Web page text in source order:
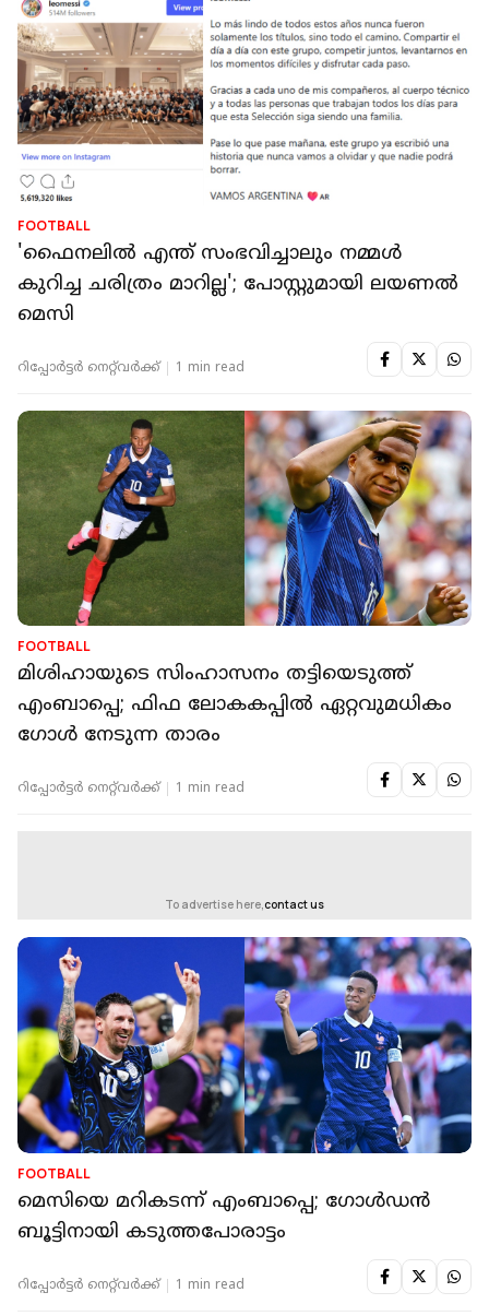
FOOTBALL
'ഫൈനലിൽ എന്ത് സംഭവിച്ചാലും നമ്മൾ
കുറിച്ച ചരിത്രം മാറില്ല'; പോസ്റ്റുമായി ലയണൽ
മെസി
റിപ്പോർട്ടർ നെറ്റ്‌വര്‍ക്ക്‌ 1 min read
FOOTBALL
മിശിഹായുടെ സിംഹാസനം തട്ടിയെടുത്ത്
എംബാപ്പെ; ഫിഫ ലോകകപ്പിൽ ഏറ്റവുമധികം
ഗോൾ നേടുന്ന താരം
റിപ്പോർട്ടർ നെറ്റ്‌വര്‍ക്ക്‌ 1 min read
To advertise here,contact us
FOOTBALL
മെസിയെ മറികടന്ന് എംബാപ്പെ; ഗോൾഡൻ
ബൂട്ടിനായി കടുത്തപോരാട്ടം
റിപ്പോർട്ടർ നെറ്റ്‌വര്‍ക്ക്‌ 1 min read